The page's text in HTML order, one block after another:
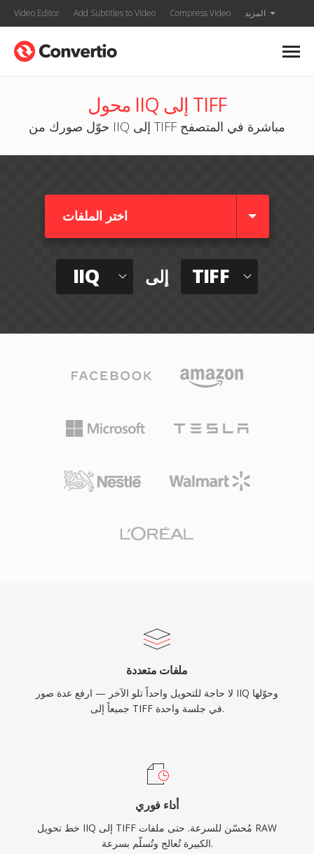
Video Editor Add Subtitles to Video Compress Video المزيد
محول IIQ إلى TIFF
حوّل صورك من IIQ إلى TIFF مباشرة في المتصفح
اختر الملفات
IIQ إلى TIFF
ملفات متعددة
لا حاجة للتحويل واحداً تلو الآخر — ارفع عدة صور IIQ وحوّلها
جميعاً إلى TIFF في جلسة واحدة.
أداء فوري
خط تحويل IIQ إلى TIFF مُحسّن للسرعة. حتى ملفات RAW
الكبيرة تُعالج وتُسلّم بسرعة.